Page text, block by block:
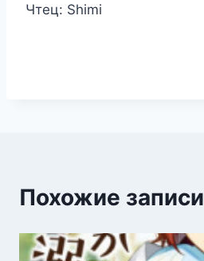
Чтец: Shimi
Похожие записи